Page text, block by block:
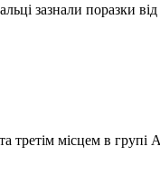
зазнали поразки
третім місцем в